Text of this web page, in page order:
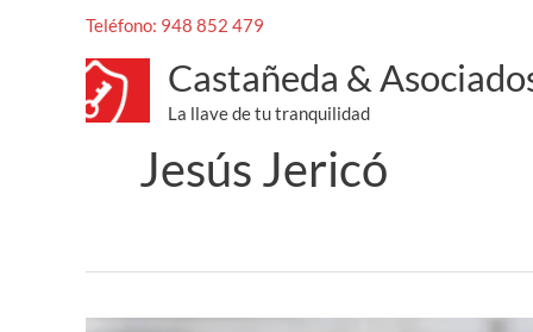
Teléfono: 948 852 479
Castañeda &
La llave de tu tranquilidad
Jesús Jericó